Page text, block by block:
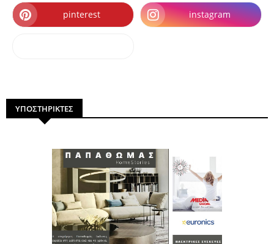
pinterest instagram
ΥΠΟΣΤΗΡΙΚΤΕΣ